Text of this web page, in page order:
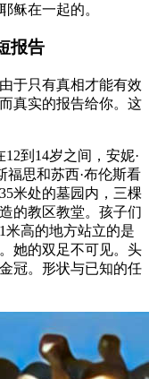
稣在一起的。
报告
于只有真相才能有效
真实的报告给你。这
到14岁之间，安妮·
福思和苏西·布伦斯看
米处的墓园内，三棵
的教区教堂。孩子们
米高的地方站立的是
她的双足不可见。头
冠。形状与已知的任